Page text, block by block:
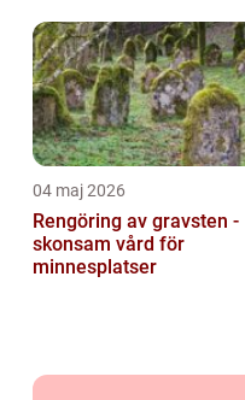
04 maj 2026
Rengöring av gravsten -
skonsam vård för
minnesplatser